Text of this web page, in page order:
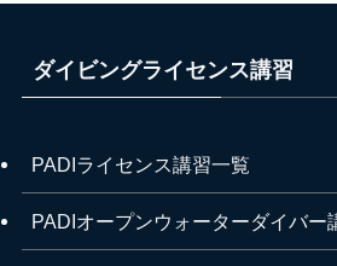
ダイビングライセンス講習
PADIライセンス講習一覧
PADIオープンウォーターダイバー